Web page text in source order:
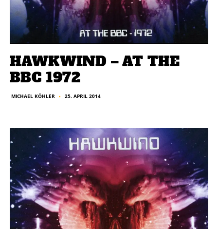
HAWKWIND – AT THE
BBC 1972
MICHAEL KÖHLER ■ 25. APRIL 2014